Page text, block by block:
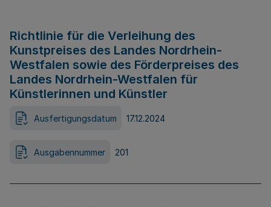
Richtlinie für die Verleihung des
Kunstpreises des Landes Nordrhein-
Westfalen sowie des Förderpreises des
Landes Nordrhein-Westfalen für
Künstlerinnen und Künstler
Ausfertigungsdatum 17.12.2024
Ausgabennummer 201